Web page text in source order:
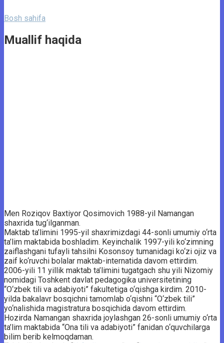
Bosh sahifa
Muallif haqida
Men Roziqov Baxtiyor Qosimovich 1988-yil Namangan
shaxrida tug‘ilganman.
Maktab ta’limini 1995-yil shaxrimizdagi 44-sonli umumiy o‘rta
ta’lim maktabida boshladim. Keyinchalik 1997-yili ko‘zimning
zaiflashgani tufayli tahsilni Kosonsoy tumanidagi ko‘zi ojiz va
zaif ko‘ruvchi bolalar maktab-internatida davom ettirdim.
2006-yili 11 yillik maktab ta’limini tugatgach shu yili Nizomiy
nomidagi Toshkent davlat pedagogika universitetining
“O‘zbek tili va adabiyoti” fakultetiga o‘qishga kirdim. 2010-
yilda bakalavr bosqichni tamomlab o‘qishni “O‘zbek tili”
yo‘nalishida magistratura bosqichida davom ettirdim.
Hozirda Namangan shaxrida joylashgan 26-sonli umumiy o‘rta
ta’lim maktabida “Ona tili va adabiyoti” fanidan o‘quvchilarga
bilim berib kelmoqdaman.